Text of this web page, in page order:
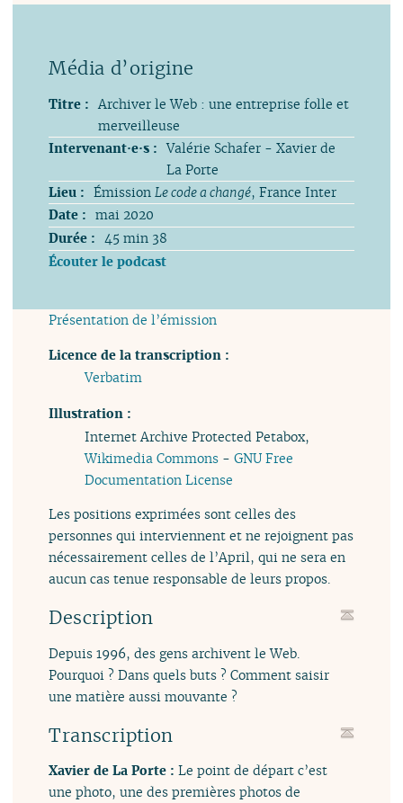
Titre : Archiver le Web : une entreprise folle et
merveilleuse
Intervenant·e·s : Valérie Schafer - Xavier de
La Porte
Lieu : Émission Le code a changé, France Inter
Date : mai 2020
Durée : 45 min 38
Écouter le podcast
Présentation de l’émission
Licence de la transcription :
Verbatim
Illustration :
Internet Archive Protected Petabox,
Wikimedia Commons -GNU Free
Documentation License
Les positions exprimées sont celles des
personnes qui interviennent et ne rejoignent pas
nécessairement celles de l’April, qui ne sera en
aucun cas tenue responsable de leurs propos.
Description
Depuis 1996, des gens archivent le Web.
Pourquoi ? Dans quels buts ? Comment saisir
une matière aussi mouvante ?
Transcription
Xavier de La Porte :Le point de départ c’est
une photo, une des premières photos de